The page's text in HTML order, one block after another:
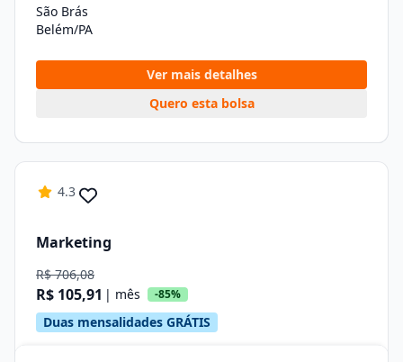
São Brás
Belém/PA
Ver mais detalhes
Quero esta bolsa
4.3
Marketing
R$ 706,08
R$ 105,91 | mês -85%
Duas mensalidades GRÁTIS